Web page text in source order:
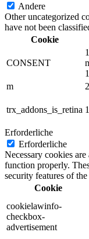
Andere
Other uncategorized
have not been
Cookie
CONSENT
m
trx_addons_is_retina
Erforderliche
Erforderliche
Necessary cookies
function properly.
security features of
Cookie
cookielawinfo-
checkbox-
advertisement